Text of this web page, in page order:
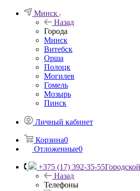
Минск
Назад
Города
Минск
Витебск
Орша
Полоцк
Могилев
Гомель
Мозырь
Пинск
Личный кабинет
Корзина0
Отложенные0
+375 (17) 392-35-55
Назад
Телефоны